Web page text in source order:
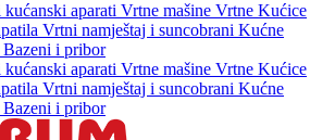
aparati Vrtne mašine Vrtne Kućice
Vrtni namještaj i suncobrani Kućne
Bazeni i pribor
aparati Vrtne mašine Vrtne Kućice
Vrtni namještaj i suncobrani Kućne
Bazeni i pribor